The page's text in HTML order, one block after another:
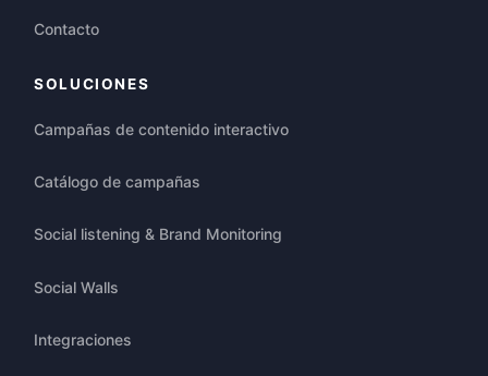
Contacto
SOLUCIONES
Campañas de contenido interactivo
Catálogo de campañas
Social listening & Brand Monitoring
Social Walls
Integraciones